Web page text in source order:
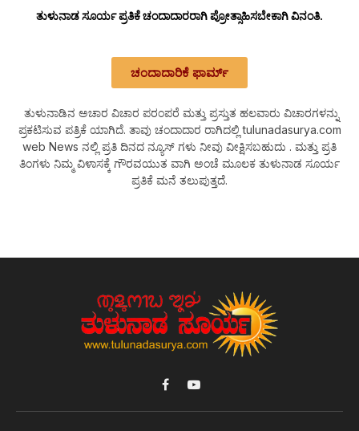
ತುಳುನಾಡ ಸೂರ್ಯ ಪ್ರತಿಕೆ ಚಂದಾದಾರರಾಗಿ ಪ್ರೋತ್ಸಾಹಿಸಬೇಕಾಗಿ ವಿನಂತಿ.
ಚಂದಾದಾರಿಕೆ ಫಾರ್ಮ್
ತುಳುನಾಡಿನ ಅಚಾರ ವಿಚಾರ ಪರಂಪರೆ ಮತ್ತು ಪ್ರಸ್ತುತ ಹಲವಾರು ವಿಚಾರಗಳನ್ನು
ಪ್ರಕಟಿಸುವ ಪತ್ರಿಕೆ ಯಾಗಿದೆ. ತಾವು ಚಂದಾದಾರ ರಾಗಿದಲ್ಲಿ tulunadasurya.com
web News ನಲ್ಲಿ ಪ್ರತಿ ದಿನದ ನ್ಯೂಸ್ ಗಳು ನೀವು ವೀಕ್ಷಿಸಬಹುದು . ಮತ್ತು ಪ್ರತಿ
ತಿಂಗಳು ನಿಮ್ಮ ವಿಳಾಸಕ್ಕೆ ಗೌರವಯುತ ವಾಗಿ ಅಂಚೆ ಮೂಲಕ ತುಳುನಾಡ ಸೂರ್ಯ
ಪ್ರತಿಕೆ ಮನೆ ತಲುಪುತ್ತದೆ.
FacebookYouTube